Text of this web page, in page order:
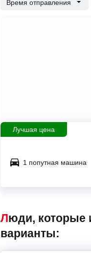
Время отправления
Лучшая цена
1 попутная машина
Люди, которые искали маршрутки Хилок – Чита, также смотрели следующие
варианты: